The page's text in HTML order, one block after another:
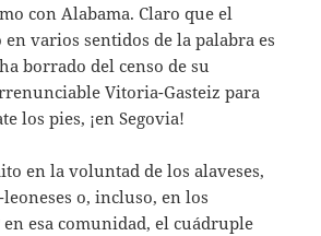
con Alabama. Claro que el
varios sentidos de la palabra es
borrado del censo de su
Vitoria-Gasteiz para
los pies, ¡en Segovia!
en la voluntad de los alaveses,
o, incluso, en los
esa comunidad, el cuádruple